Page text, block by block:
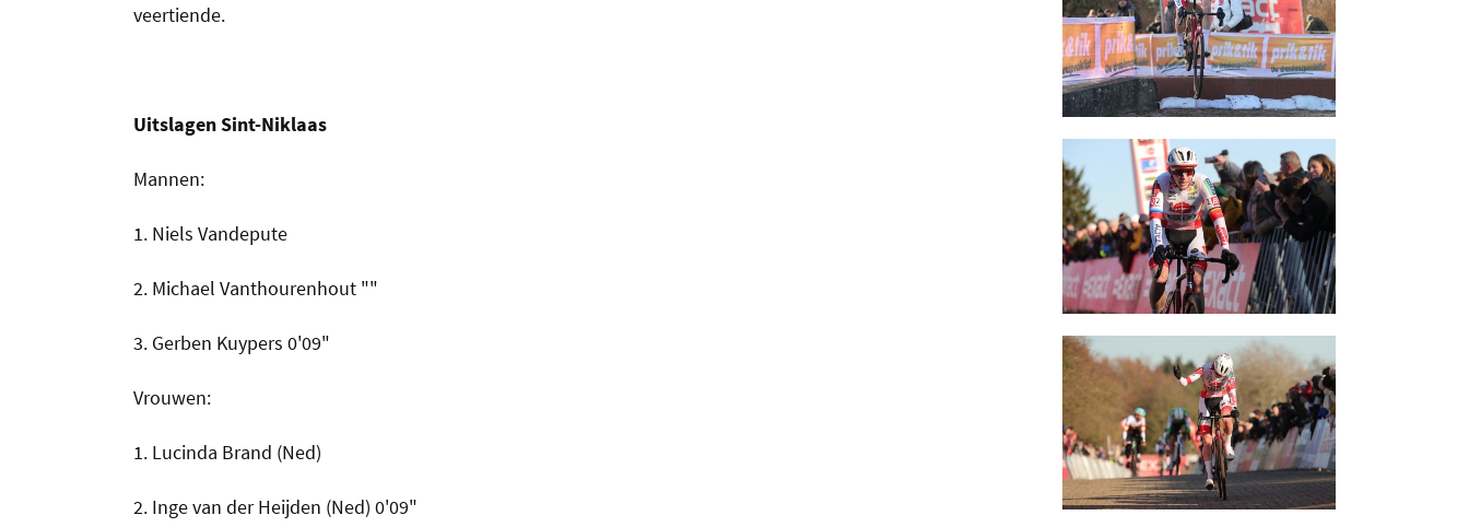
veertiende.
Uitslagen Sint-Niklaas
Mannen:
1. Niels Vandepute
2. Michael Vanthourenhout ""
3. Gerben Kuypers 0'09"
Vrouwen:
1. Lucinda Brand (Ned)
2. Inge van der Heijden (Ned) 0'09"